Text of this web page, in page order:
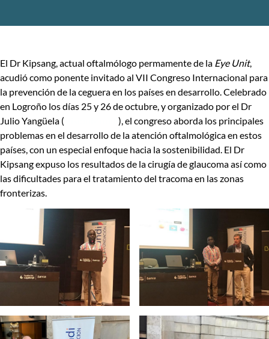
El Dr Kipsang, actual oftalmólogo permamente de la Eye Unit,
acudió como ponente invitado al VII Congreso Internacional para
la prevención de la ceguera en los países en desarrollo. Celebrado
en Logroño los días 25 y 26 de octubre, y organizado por el Dr
Julio Yangüela (
), el congreso aborda los principales
problemas en el desarrollo de la atención oftalmológica en estos
países, con un especial enfoque hacia la sostenibilidad. El Dr
Kipsang expuso los resultados de la cirugía de glaucoma así como
las dificultades para el tratamiento del tracoma en las zonas
fronterizas.